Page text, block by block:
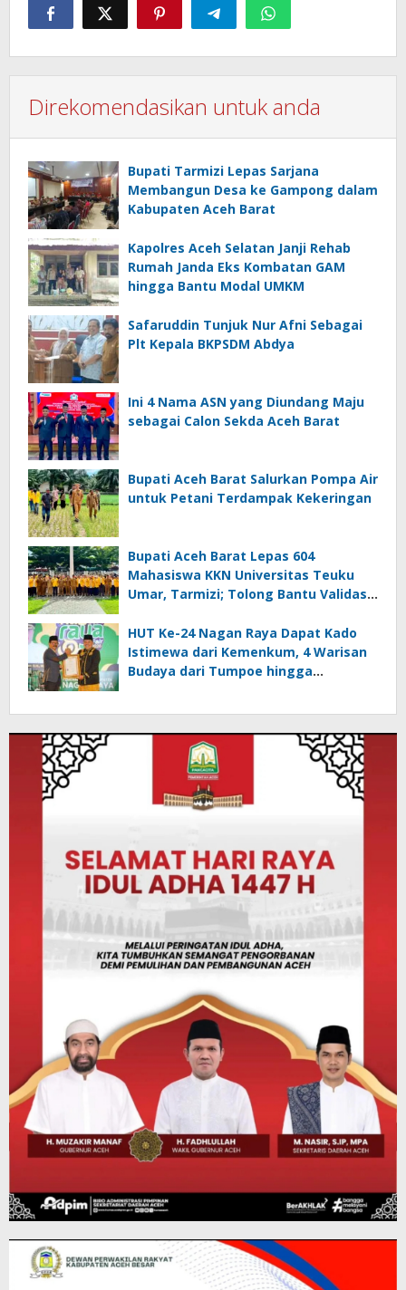
Direkomendasikan untuk anda
Bupati Tarmizi Lepas Sarjana
Membangun Desa ke Gampong dalam
Kabupaten Aceh Barat
Kapolres Aceh Selatan Janji Rehab
Rumah Janda Eks Kombatan GAM
hingga Bantu Modal UMKM
Safaruddin Tunjuk Nur Afni Sebagai
Plt Kepala BKPSDM Abdya
Ini 4 Nama ASN yang Diundang Maju
sebagai Calon Sekda Aceh Barat
Bupati Aceh Barat Salurkan Pompa Air
untuk Petani Terdampak Kekeringan
Bupati Aceh Barat Lepas 604
Mahasiswa KKN Universitas Teuku
Umar, Tarmizi; Tolong Bantu Validasi
HUT Ke-24 Nagan Raya Dapat Kado
Istimewa dari Kemenkum, 4 Warisan
Budaya dari Tumpoe hingga